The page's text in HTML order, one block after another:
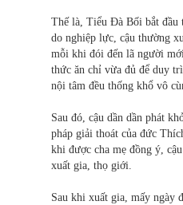
Thế là, Tiểu Đà Bối bắt
do nghiệp lực, cậu thường
mỗi khi đói đến lã người
thức ăn chỉ vừa đủ để duy
nội tâm đều thống khổ vô
Sau đó, cậu dần dần phát
pháp giải thoát của đức
khi được cha mẹ đồng ý,
xuất gia, thọ giới.
Sau khi xuất gia, mấy ngày